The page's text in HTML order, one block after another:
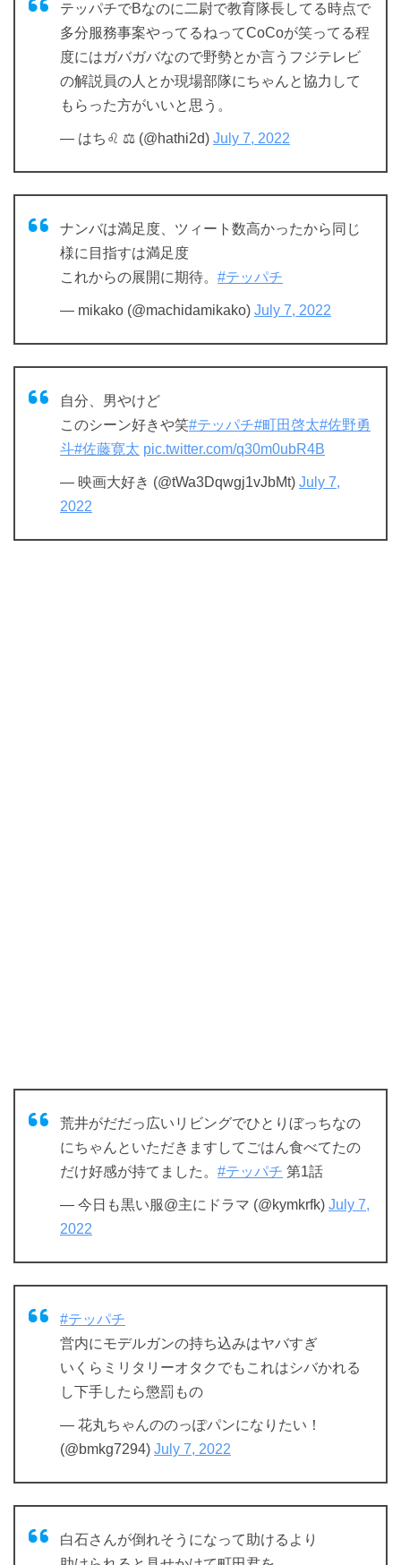
テッパチでBなのに二尉で教育隊長してる時点で
多分服務事案やってるねってCoCoが笑ってる程
度にはガバガバなので野勢とか言うフジテレビ
の解説員の人とか現場部隊にちゃんと協力して
もらった方がいいと思う。
— はち♌ ⚖ (@hathi2d) July 7, 2022
ナンバは満足度、ツィート数高かったから同じ
様に目指すは満足度
これからの展開に期待。 #テッパチ
— mikako (@machidamikako) July 7, 2022
自分、男やけど
このシーン好きや笑#テッパチ#町田啓太#佐野勇
斗#佐藤寛太 pic.twitter.com/q30m0ubR4B
— 映画大好き (@tWa3Dqwgj1vJbMt) July 7,
2022
荒井がだだっ広いリビングでひとりぼっちなの
にちゃんといただきますしてごはん食べてたの
だけ好感が持てました。 #テッパチ 第1話
— 今日も黒い服@主にドラマ (@kymkrfk) July 7,
2022
#テッパチ
営内にモデルガンの持ち込みはヤバすぎ
いくらミリタリーオタクでもこれはシバかれる
し下手したら懲罰もの
— 花丸ちゃんののっぽパンになりたい！
(@bmkg7294) July 7, 2022
白石さんが倒れそうになって助けるより